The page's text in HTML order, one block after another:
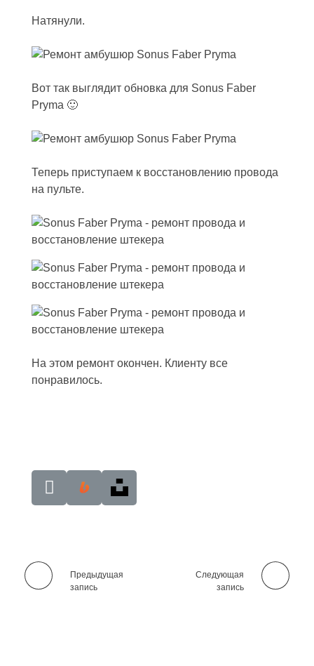
Натянули.
Вот так выглядит обновка для Sonus Faber
Pryma 🙂
Теперь приступаем к восстановлению провода
на пульте.
На этом ремонт окончен. Клиенту все
понравилось.
Предыдущая
запись
Следующая
запись